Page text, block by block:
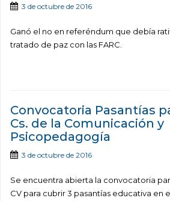
3 de octubre de 2016
Ganó el no en referéndum que debía
tratado de paz con las FARC.
Convocatoria Pasantías
Cs. de la Comunicación y
Psicopedagogía
3 de octubre de 2016
Se encuentra abierta la convocatoria
CV para cubrir 3 pasantías educativa en